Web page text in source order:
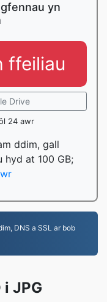
yn
ffeiliau
Drive
24 awr
ddim, gall
at 100 GB;
DNS a SSL ar bob
JPG